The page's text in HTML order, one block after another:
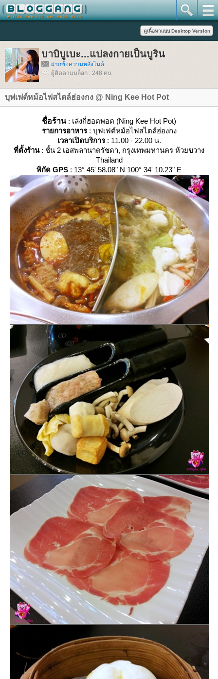
บาบิบูเบะ...แปลงกายเป็นบูริน
ฝากข้อความหลังไมค์
ผู้ติดตามบล็อก : 248 คน
บุฟเฟต์หม้อไฟสไตล์ฮ่องกง @ Ning Kee Hot Pot
ชื่อร้าน: เล่งกี่ฮอตพอต (Ning Kee Hot Pot)
รายการอาหาร: บุฟเฟต์หม้อไฟสไตล์ฮ่องกง
เวลาเปิดบริการ: 11.00 - 22.00 น.
ที่ตั้งร้าน: ชั้น 2 เอสพลานาดรัชดา, กรุงเทพมหานคร ห้วยขวาง
Thailand
พิกัด GPS : 13° 45' 58.08" N 100° 34' 10.23" E